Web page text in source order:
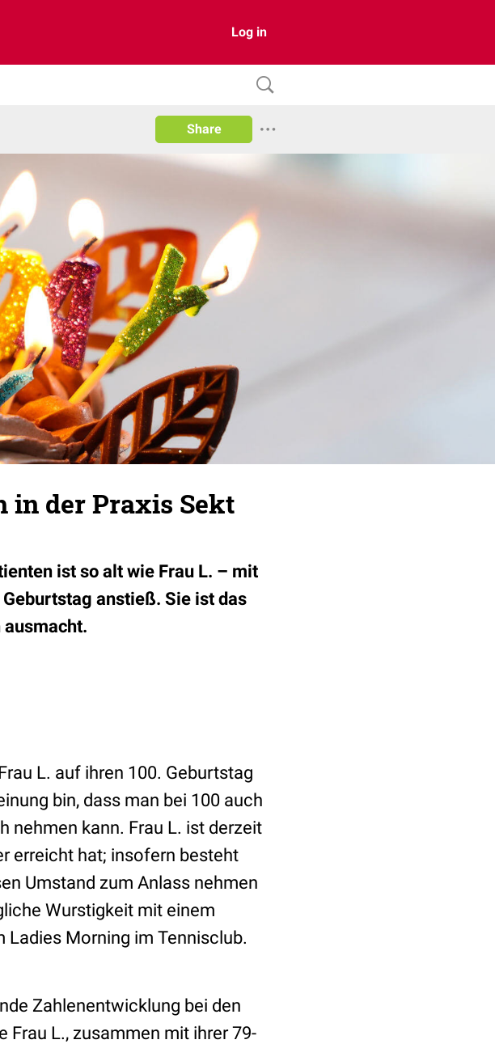
Log in
Share
in der Praxis Sekt
ist so alt wie Frau L. – mit
anstieß. Sie ist das
L. auf ihren 100. Geburtstag
bin, dass man bei 100 auch
nehmen kann. Frau L. ist derzeit
erreicht hat; insofern besteht
Umstand zum Anlass nehmen
Wurstigkeit mit einem
Ladies Morning im Tennisclub.
Zahlenentwicklung bei den
Frau L., zusammen mit ihrer 79-